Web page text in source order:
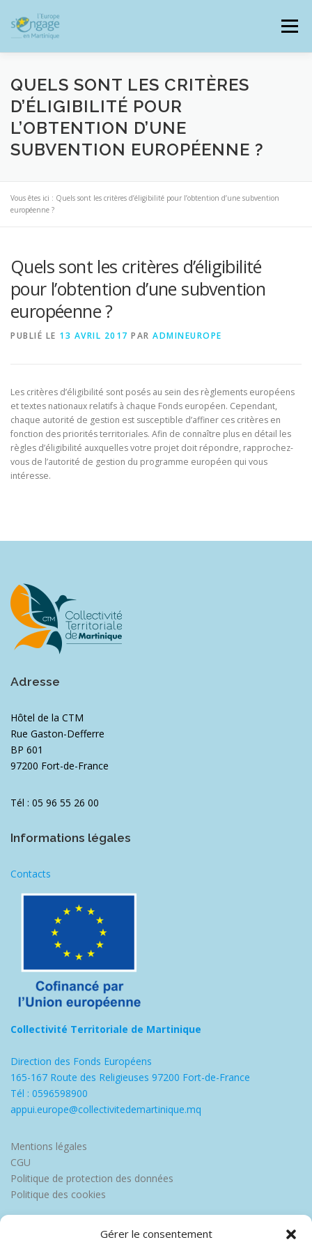
Gérer le consentement
contenu
Menu
PROGRAMMES J’AI UN PROJET
SIGNALER UNE FRAUDE
QUELS SONT LES CRITÈRES
D’ÉLIGIBILITÉ POUR
L’OBTENTION D’UNE
SUBVENTION EUROPÉENNE ?
Vous êtes ici : Quels sont les critères d’éligibilité pour l’obtention d’une subvention
européenne ?
Quels sont les critères d’éligibilité
pour l’obtention d’une subvention
européenne ?
PUBLIÉ LE 13 AVRIL 2017 PAR ADMINEUROPE
Les critères d’éligibilité sont posés au sein des règlements européens
et textes nationaux relatifs à chaque Fonds européen. Cependant,
chaque autorité de gestion est susceptible d’affiner ces critères en
fonction des priorités territoriales. Afin de connaître plus en détail les
règles d’éligibilité auxquelles votre projet doit répondre, rapprochez-
vous de l’autorité de gestion du programme européen qui vous
intéresse.
Adresse
Hôtel de la CTM
Rue Gaston-Defferre
BP 601
97200 Fort-de-France
Tél : 05 96 55 26 00
Informations légales
Contacts
Collectivité Territoriale de Martinique
Direction des Fonds Européens
165-167 Route des Religieuses 97200 Fort-de-France
Tél : 0596598900
appui.europe@collectivitedemartinique.mq
Mentions légales
CGU
Politique de protection des données
Politique des cookies